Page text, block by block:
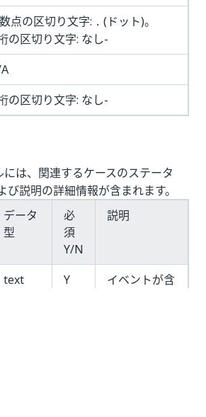
点の区切り文字: . (ドット)。
の区切り文字: なし‑
の区切り文字: なし‑
は、関連するケースのステータ
説明の詳細情報が含まれます。
データ
型
必
須
Y/N
説明
text Y
イベントが含